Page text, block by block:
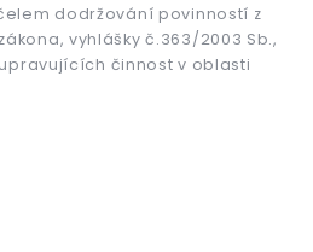
dodržování povinností z
vyhlášky č.363/2003 Sb.,
činnost v oblasti